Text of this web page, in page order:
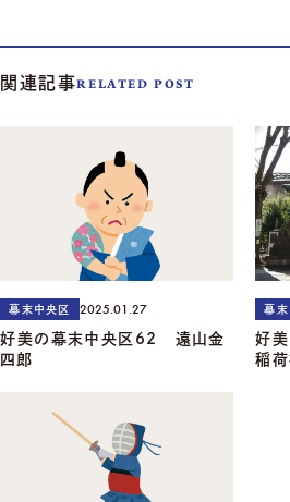
関連記事RELATED POST
幕末中央区 2025.01.27
好美の幕末中央区62 遠山金
四郎
幕末
好
稲